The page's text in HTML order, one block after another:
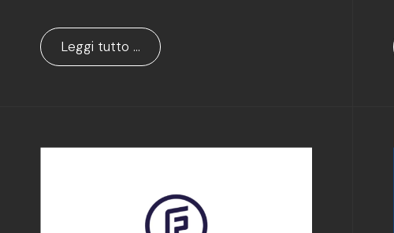
Leggi tutto …